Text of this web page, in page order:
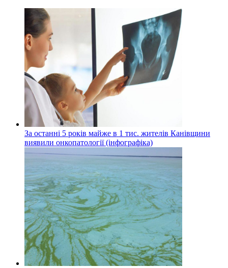
За останні 5 років майже в 1 тис. жителів Канівщини
виявили онкопатології (інфографіка)